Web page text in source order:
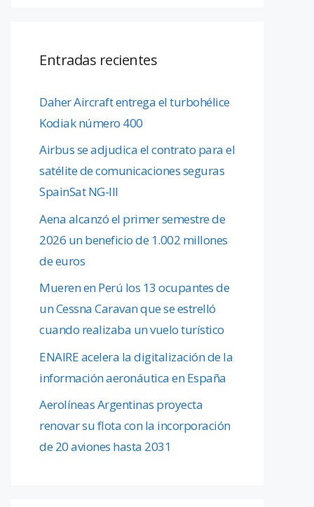
Entradas recientes
Daher Aircraft entrega el turbohélice
Kodiak número 400
Airbus se adjudica el contrato para el
satélite de comunicaciones seguras
SpainSat NG-III
Aena alcanzó el primer semestre de
2026 un beneficio de 1.002 millones
de euros
Mueren en Perú los 13 ocupantes de
un Cessna Caravan que se estrelló
cuando realizaba un vuelo turístico
ENAIRE acelera la digitalización de la
información aeronáutica en España
Aerolíneas Argentinas proyecta
renovar su flota con la incorporación
de 20 aviones hasta 2031